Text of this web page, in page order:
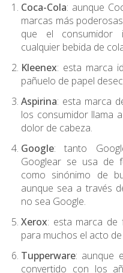
Coca-Cola: aunque
marcas más
que el consumidor
cualquier bebida de
Kleenex: esta marca
pañuelo de papel
Aspirina: esta marca
los consumidor llama
dolor de cabeza.
Google: tanto
Googlear se usa de
como sinónimo de
aunque sea a través
no sea Google.
Xerox: esta marca de
para muchos el acto
Tupperware: aunque
convertido con los